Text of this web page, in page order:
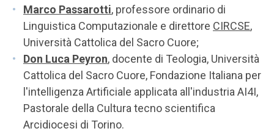
Marco Passarotti, professore ordinario di
Linguistica Computazionale e direttore CIRCSE,
Università Cattolica del Sacro Cuore;
Don Luca Peyron, docente di Teologia, Università
Cattolica del Sacro Cuore, Fondazione Italiana per
l'intelligenza Artificiale applicata all'industria AI4I,
Pastorale della Cultura tecno scientifica
Arcidiocesi di Torino.